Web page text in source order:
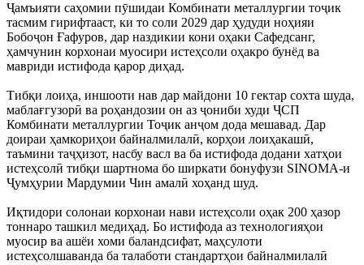
Ҷамъияти саҳомии пӯшидаи Комбинати металлургии тоҷик
тасмим гирифтааст, ки то соли 2029 дар ҳудуди ноҳияи
Бобоҷон Ғафуров, дар наздикии кони оҳаки Сафедсанг,
ҳамчунин корхонаи муосири истеҳсоли оҳакро бунёд ва
мавриди истифода қарор диҳад.
Тибқи лоиҳа, иншооти нав дар майдони 10 гектар сохта шуда,
маблағгузорӣ ва роҳандозии он аз ҷониби худи ҶСП
Комбинати металлургии Тоҷик анҷом дода мешавад. Дар
доираи ҳамкориҳои байналмилалӣ, корҳои лоиҳакашӣ,
таъмини таҷҳизот, насбу васл ва ба истифода додани хатҳои
истеҳсолӣ тибқи шартнома бо ширкати бонуфузи SINOMA-и
Ҷумҳурии Мардумии Чин амалӣ хоҳанд шуд.
Иқтидори солонаи корхонаи нави истеҳсоли оҳак 200 ҳазор
тоннаро ташкил медиҳад. Бо истифода аз технологияҳои
муосир ва ашёи хоми баландсифат, маҳсулоти
истеҳсолшаванда ба талаботи стандартҳои байналмилалӣ